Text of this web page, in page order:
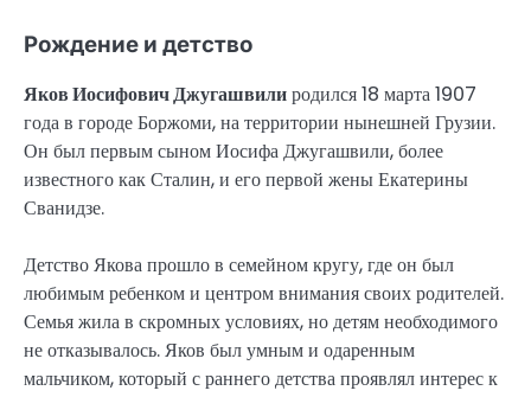
Рождение и детство
Яков Иосифович Джугашвилиродился 18 марта 1907
года в городе Боржоми, на территории нынешней Грузии.
Он был первым сыном Иосифа Джугашвили, более
известного как Сталин, и его первой жены Екатерины
Сванидзе.
Детство Якова прошло в семейном кругу, где он был
любимым ребенком и центром внимания своих родителей.
Семья жила в скромных условиях, но детям необходимого
не отказывалось. Яков был умным и одаренным
мальчиком, который с раннего детства проявлял интерес к